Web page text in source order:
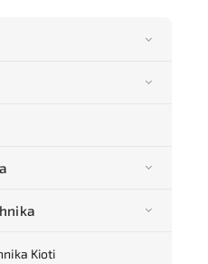
Kioti